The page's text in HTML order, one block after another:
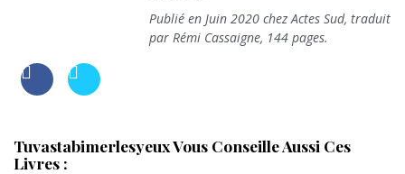
Publié en Juin 2020 chez Actes Sud, traduit
par Rémi Cassaigne, 144 pages.
Tuvastabimerlesyeux Vous Conseille Aussi Ces
Livres :